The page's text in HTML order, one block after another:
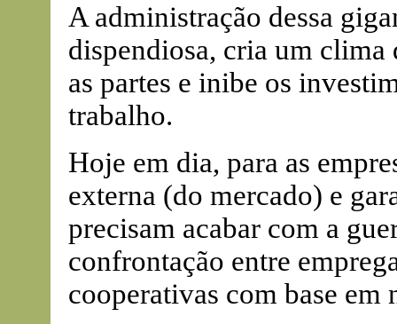
A administração dessa
dispendiosa, cria um clima
as partes e inibe os
trabalho.
Hoje em dia, para as
externa (do mercado) e
precisam acabar com a
confrontação entre
cooperativas com base em